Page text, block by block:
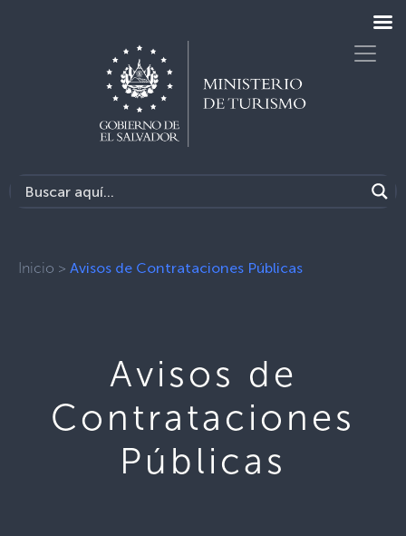
Inicio > Avisos de Contrataciones Públicas
Avisos de
Contrataciones
Públicas